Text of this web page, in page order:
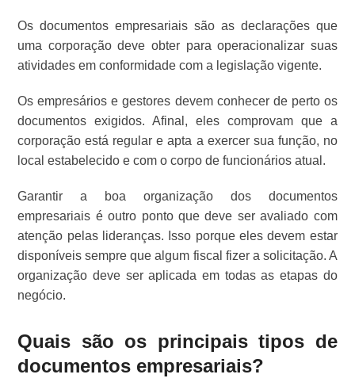
Os documentos empresariais são as declarações que
uma corporação deve obter para operacionalizar suas
atividades em conformidade com a legislação vigente.
Os empresários e gestores devem conhecer de perto os
documentos exigidos. Afinal, eles comprovam que a
corporação está regular e apta a exercer sua função, no
local estabelecido e com o corpo de funcionários atual.
Garantir a boa organização dos documentos
empresariais é outro ponto que deve ser avaliado com
atenção pelas lideranças. Isso porque eles devem estar
disponíveis sempre que algum fiscal fizer a solicitação. A
organização deve ser aplicada em todas as etapas do
negócio.
Quais são os principais tipos de
documentos empresariais?